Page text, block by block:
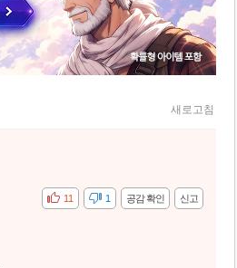
새로고침
신고
공감 확인
비공감 1
11